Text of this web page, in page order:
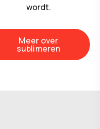
wordt.
Meer over
sublimeren